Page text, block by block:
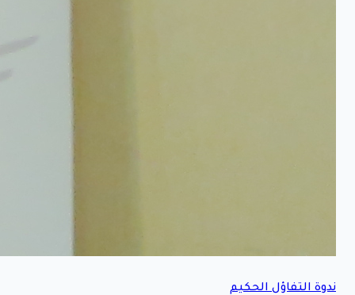
ندوة التفاؤل الحكيم